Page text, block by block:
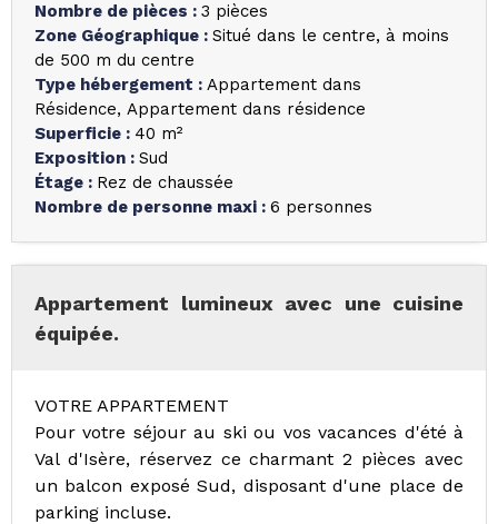
Nombre de pièces : 3 pièces
Zone Géographique : Situé dans le centre à moins
de 500 m du centre
Type hébergement : Appartement dans
Résidence Appartement dans résidence
Superficie : 40 m²
Exposition : Sud
Étage : Rez de chaussée
Nombre de personne maxi : 6 personnes
Appartement lumineux avec une cuisine
équipée.
VOTRE APPARTEMENT
Pour votre séjour au ski ou vos vacances d'été à
Val d'Isère, réservez ce charmant 2 pièces avec
un balcon exposé Sud, disposant d'une place de
parking incluse.